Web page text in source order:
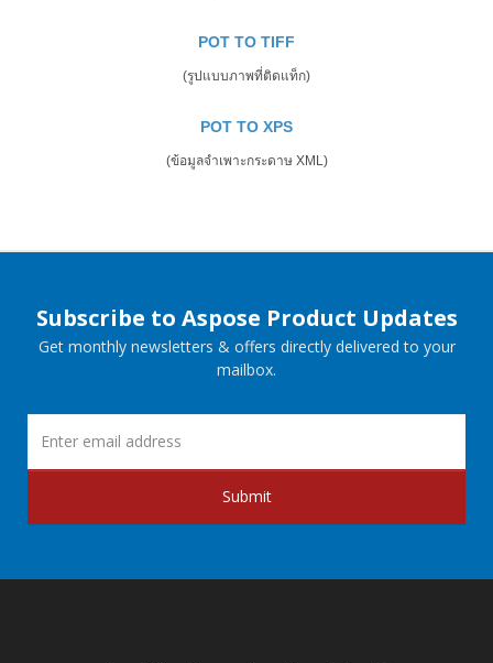
POT TO TIFF
(รูปแบบภาพที่ติดแท็ก)
POT TO XPS
(ข้อมูลจำเพาะกระดาษ XML)
Subscribe to Aspose Product Updates
Get monthly newsletters & offers directly delivered to your
mailbox.
Submit